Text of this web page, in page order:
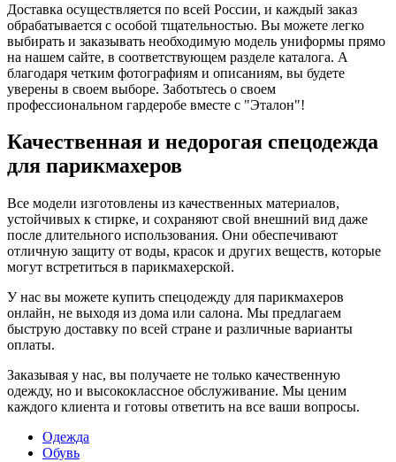
Доставка осуществляется по всей России, и каждый заказ
обрабатывается с особой тщательностью. Вы можете легко
выбирать и заказывать необходимую модель униформы прямо
на нашем сайте, в соответствующем разделе каталога. А
благодаря четким фотографиям и описаниям, вы будете
уверены в своем выборе. Заботьтесь о своем
профессиональном гардеробе вместе с "Эталон"!
Качественная и недорогая спецодежда
для парикмахеров
Все модели изготовлены из качественных материалов,
устойчивых к стирке, и сохраняют свой внешний вид даже
после длительного использования. Они обеспечивают
отличную защиту от воды, красок и других веществ, которые
могут встретиться в парикмахерской.
У нас вы можете купить спецодежду для парикмахеров
онлайн, не выходя из дома или салона. Мы предлагаем
быструю доставку по всей стране и различные варианты
оплаты.
Заказывая у нас, вы получаете не только качественную
одежду, но и высококлассное обслуживание. Мы ценим
каждого клиента и готовы ответить на все ваши вопросы.
Одежда
Обувь